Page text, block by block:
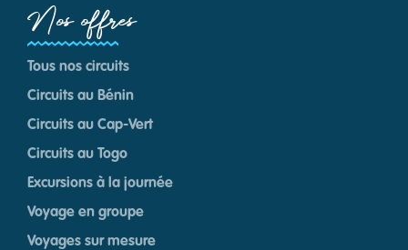
Nos offres
Tous nos circuits
Circuits au Bénin
Circuits au Cap-Vert
Circuits au Togo
Excursions à la journée
Voyage en groupe
Voyages sur mesure